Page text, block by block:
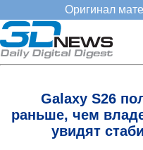
Оригинал
Galaxy S26
раньше, чем
увидят